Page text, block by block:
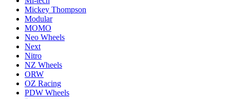
Mickey Thompson
Modular
MOMO
Neo Wheels
Next
Nitro
NZ Wheels
ORW
OZ Racing
PDW Wheels